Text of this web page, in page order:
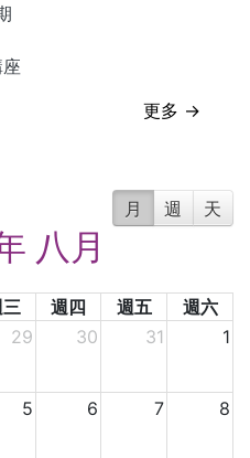
更多 →
月 週 天
八月
週四 週五
週六
29 30 31 1
5 6 7 8